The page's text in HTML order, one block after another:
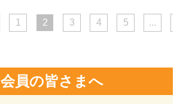
1 2 3 4 5 ...
会員の皆さまへ